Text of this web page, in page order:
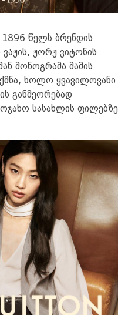
წელს ბრენდის
ჟორჟ ვიტონის
მონოგრამა მამის
ხოლო ყვავილოვანი
განმეორებად
სასახლის ფილებზე